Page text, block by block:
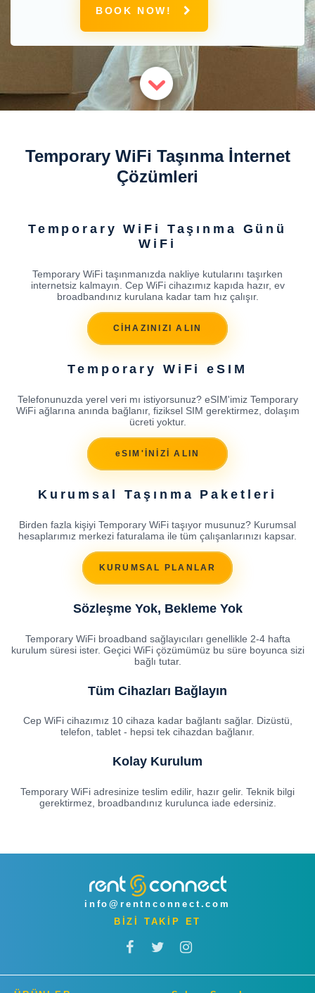
BOOK NOW!
Temporary WiFi Taşınma İnternet
Çözümleri
Temporary WiFi Taşınma Günü
WiFi
Temporary WiFi taşınmanızda nakliye kutularını taşırken
internetsiz kalmayın. Cep WiFi cihazımız kapıda hazır, ev
broadbandınız kurulana kadar tam hız çalışır.
CİHAZINIZI ALIN
Temporary WiFi eSIM
Telefonunuzda yerel veri mı istiyorsunuz? eSIM'imiz Temporary
WiFi ağlarına anında bağlanır, fiziksel SIM gerektirmez, dolaşım
ücreti yoktur.
eSIM'İNİZİ ALIN
Kurumsal Taşınma Paketleri
Birden fazla kişiyi Temporary WiFi taşıyor musunuz? Kurumsal
hesaplarımız merkezi faturalama ile tüm çalışanlarınızı kapsar.
KURUMSAL PLANLAR
Sözleşme Yok, Bekleme Yok
Temporary WiFi broadband sağlayıcıları genellikle 2-4 hafta
kurulum süresi ister. Geçici WiFi çözümümüz bu süre boyunca sizi
bağlı tutar.
Tüm Cihazları Bağlayın
Cep WiFi cihazımız 10 cihaza kadar bağlantı sağlar. Dizüstü,
telefon, tablet - hepsi tek cihazdan bağlanır.
Kolay Kurulum
Temporary WiFi adresinize teslim edilir, hazır gelir. Teknik bilgi
gerektirmez, broadbandınız kurulunca iade edersiniz.
info@rentnconnect.com
BİZİ TAKİP ET